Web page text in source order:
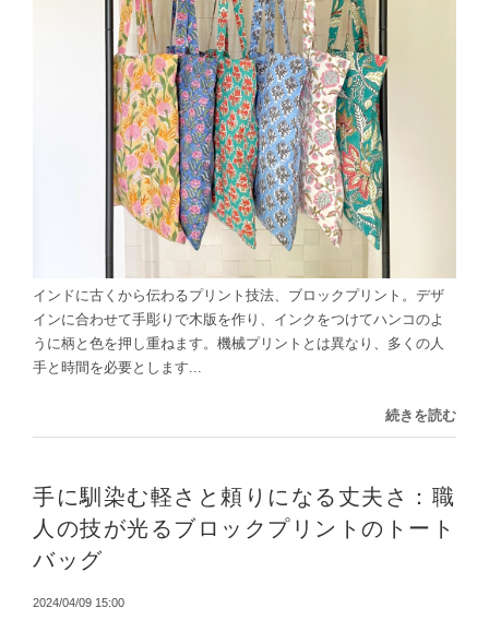
インドに古くから伝わるプリント技法、ブロックプリント。デザ
インに合わせて手彫りで木版を作り、インクをつけてハンコのよ
うに柄と色を押し重ねます。機械プリントとは異なり、多くの人
手と時間を必要とします...
続きを読む
手に馴染む軽さと頼りになる丈夫さ：職
人の技が光るブロックプリントのトート
バッグ
2024/04/09 15:00